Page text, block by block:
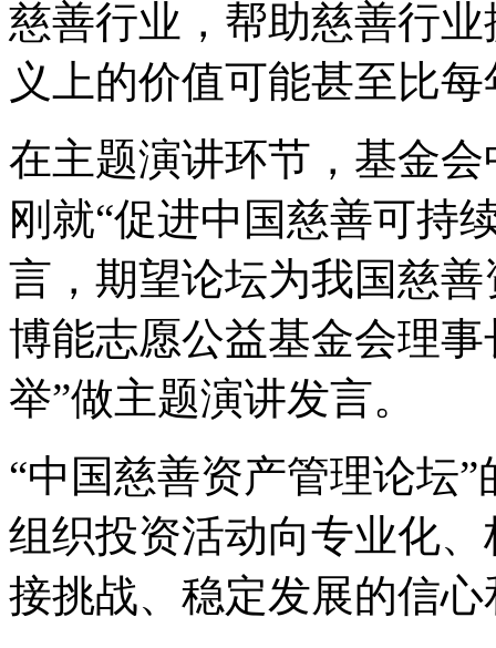
慈善行业，帮助慈善行
义上的价值可能甚至比
在主题演讲环节，基金
刚就“促进中国慈善可持
言，期望论坛为我国慈
博能志愿公益基金会理
举”做主题演讲发言。
“中国慈善资产管理论坛
组织投资活动向专业化
接挑战、稳定发展的信